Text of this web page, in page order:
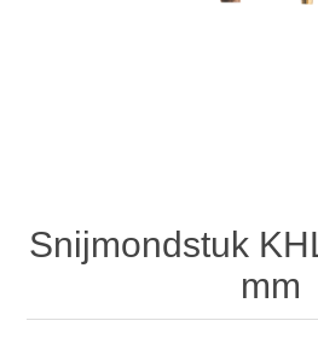
Snijmondstuk
mm